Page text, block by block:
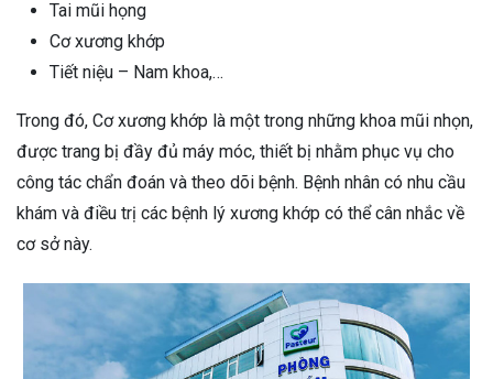
Tai mũi họng
Cơ xương khớp
Tiết niệu – Nam khoa,…
Trong đó, Cơ xương khớp là một trong những khoa mũi nhọn,
được trang bị đầy đủ máy móc, thiết bị nhằm phục vụ cho
công tác chẩn đoán và theo dõi bệnh. Bệnh nhân có nhu cầu
khám và điều trị các bệnh lý xương khớp có thể cân nhắc về
cơ sở này.